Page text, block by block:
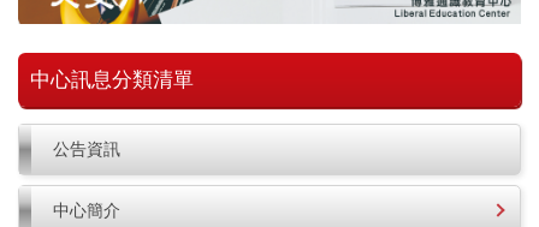
中心訊息分類清單
公告資訊
中心簡介